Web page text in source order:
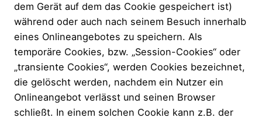
dem Gerät auf dem das Cookie gespeichert ist)
während oder auch nach seinem Besuch innerhalb
eines Onlineangebotes zu speichern. Als
temporäre Cookies, bzw. „Session-Cookies“ oder
„transiente Cookies“, werden Cookies bezeichnet,
die gelöscht werden, nachdem ein Nutzer ein
Onlineangebot verlässt und seinen Browser
schließt. In einem solchen Cookie kann z.B. der